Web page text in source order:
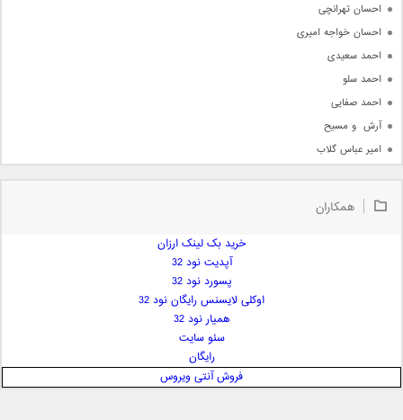
احسان تهرانچی
احسان خواجه امیری
احمد سعیدی
احمد سلو
احمد صفایی
آرش  و مسیح
امیر عباس گلاب
امیر علی
ایمان غلامی
همکاران
خرید بک لینک ارزان
آپدیت نود 32
پسورد نود 32
اوکلی لایسنس رایگان نود 32
همیار نود 32
سئو سایت
رایگان
فروش آنتی ویروس